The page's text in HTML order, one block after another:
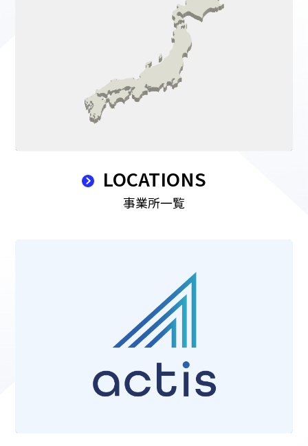
LOCATIONS
事業所一覧